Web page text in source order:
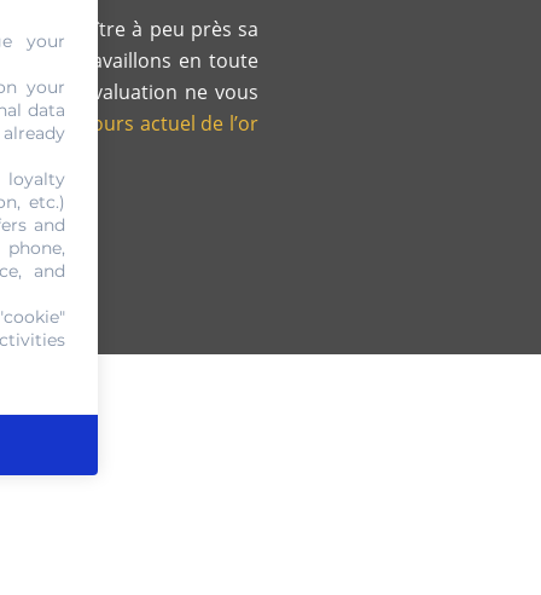
connaître à peu près sa
nous travaillons en toute
cette évaluation ne vous
du
cours actuel de l’or
your
your
data
loyalty
etc.)
and
and